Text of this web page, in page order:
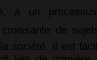
à un
croissante de
société. Il est